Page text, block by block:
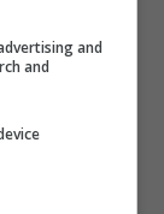
and
and